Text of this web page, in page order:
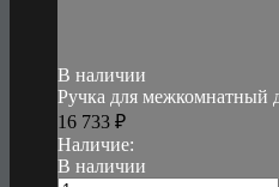
В наличии
Ручка для межкомнатный
16 733 ₽
Наличие:
В наличии